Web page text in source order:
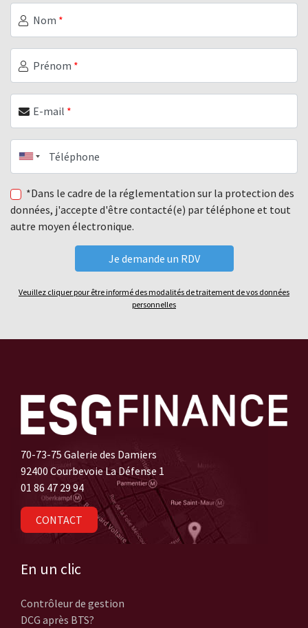
Nom *
Prénom *
E-mail *
Téléphone
*Dans le cadre de la réglementation sur la protection des
données, j'accepte d'être contacté(e) par téléphone et tout
autre moyen électronique.
Veuillez cliquer pour être informé des modalités de traitement de vos données
personnelles
70-73-75 Galerie des Damiers
92400 Courbevoie La Défense 1
01 86 47 29 94
CONTACT
En un clic
Contrôleur de gestion
DCG après BTS?